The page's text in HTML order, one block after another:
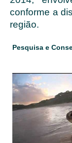
conforme a
região.
Pesquisa e